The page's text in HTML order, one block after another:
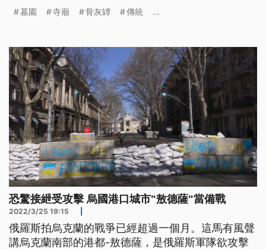
墓園 寺廟 骨灰罈 傳統 ...
恐驚接紲受攻擊 烏國港口城市"敖德薩"當備戰
2022/3/25 19:15
俄羅斯拍烏克蘭的戰爭已經超過一個月。這馬有風聲
講烏克蘭南部的港都-敖德薩，是俄羅斯軍隊欲攻擊